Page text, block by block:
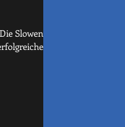
Slowenien